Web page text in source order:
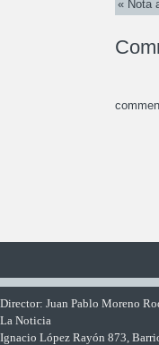
« Nota
Director: Juan Pablo Moreno
La Noticia
Ignacio López Rayón 873,